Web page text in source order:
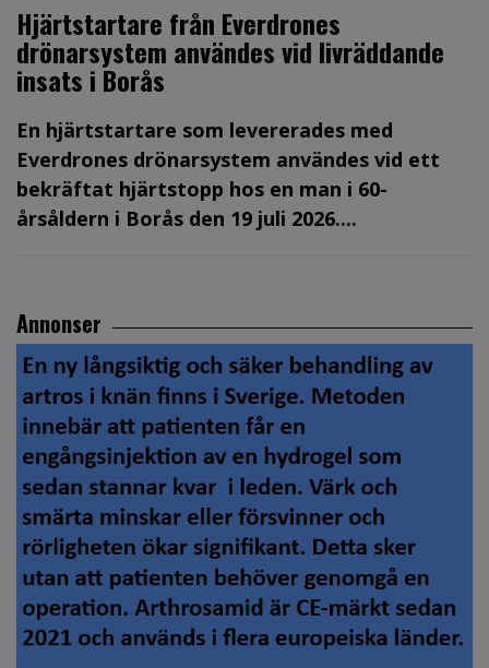
Hjärtstartare från Everdrones
drönarsystem användes vid livräddande
insats i Borås
En hjärtstartare som levererades med
Everdrones drönarsystem användes vid ett
bekräftat hjärtstopp hos en man i 60-
årsåldern i Borås den 19 juli 2026....
Annonser